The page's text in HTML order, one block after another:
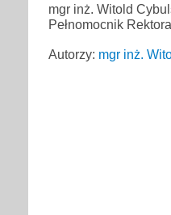
mgr inż. Witold
Pełnomocnik
Autorzy: mgr inż.